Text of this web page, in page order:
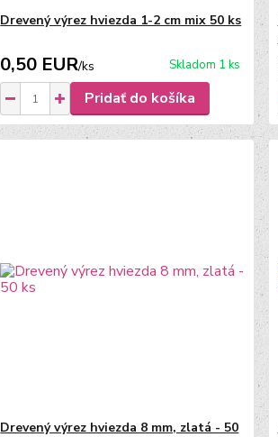
Drevený výrez hviezda 1-2 cm mix 50 ks
0,50 EUR/ks Skladom 1 ks
Pridať do košíka
Drevený výrez hviezda 8 mm, zlatá - 50